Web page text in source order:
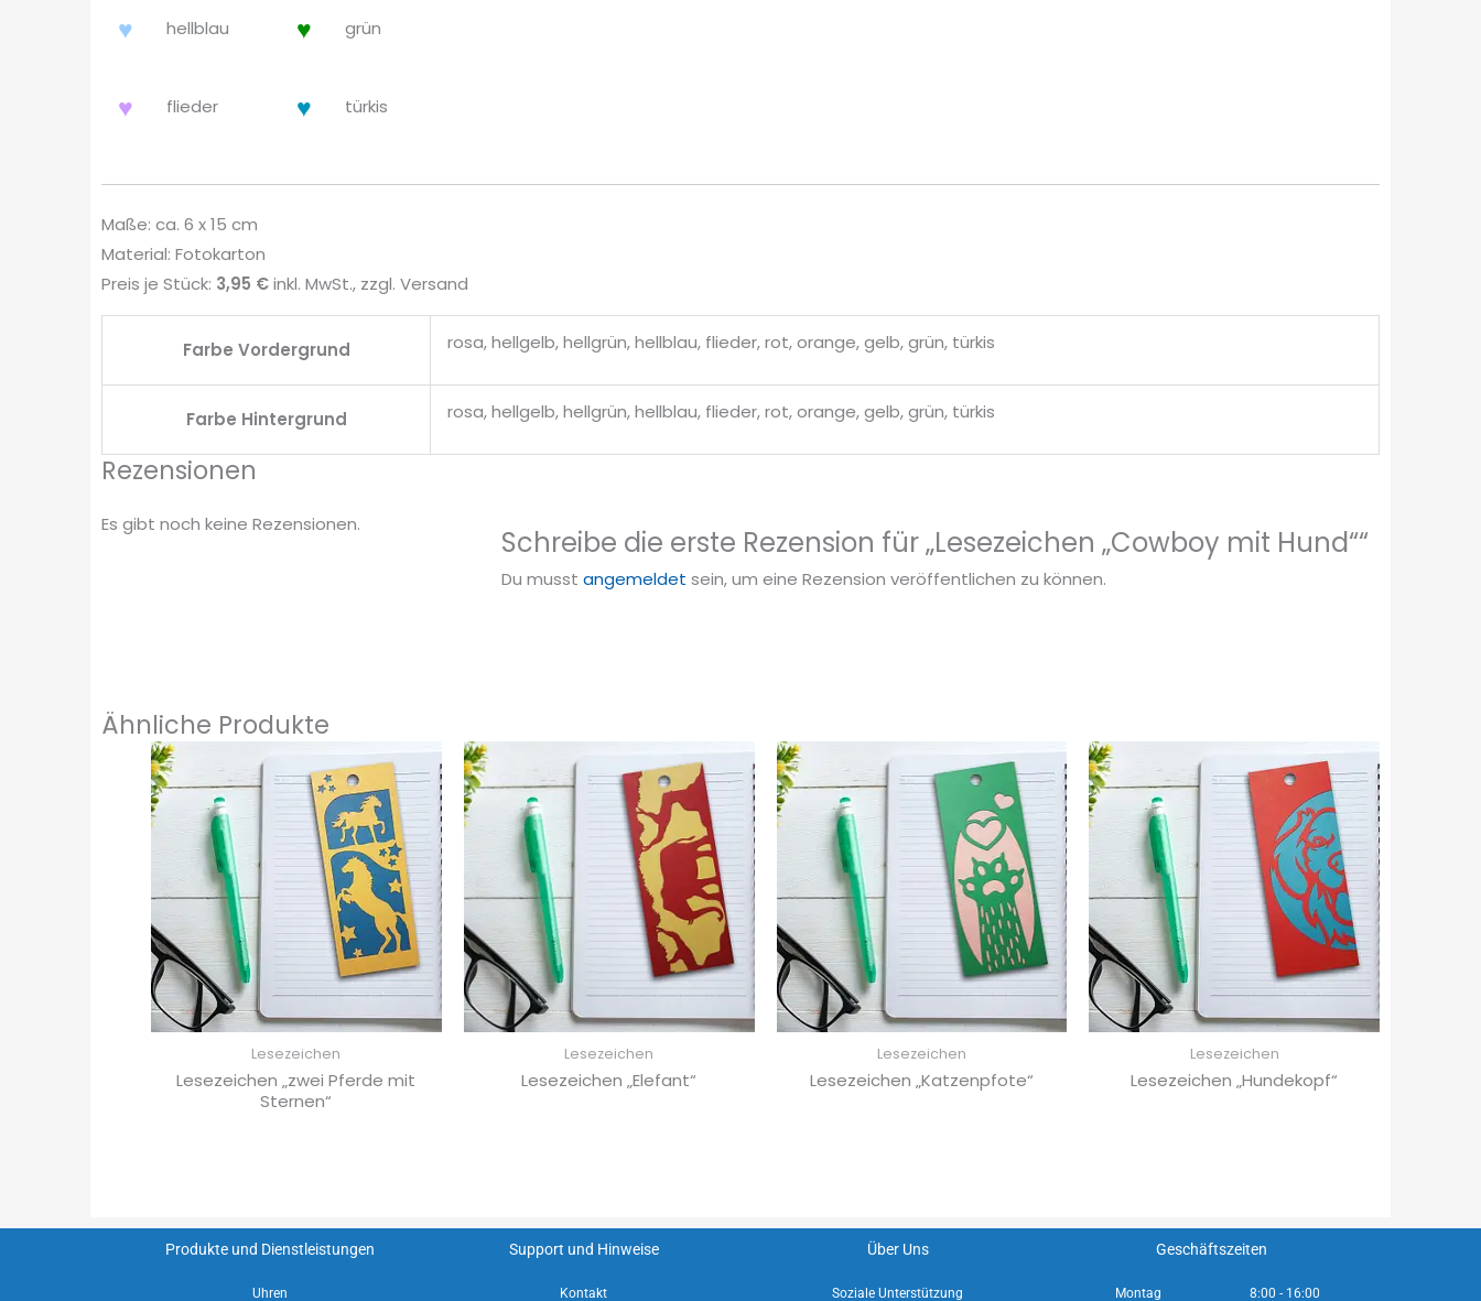
♥ hellblau ♥ grün
♥ flieder ♥ türkis
Maße: ca. 6 x 15 cm
Material: Fotokarton
Preis je Stück: 3,95 €inkl. MwSt., zzgl. Versand
Farbe Vordergrund rosa, hellgelb, hellgrün, hellblau, flieder, rot, orange, gelb, grün, türkis
Farbe Hintergrund rosa, hellgelb, hellgrün, hellblau, flieder, rot, orange, gelb, grün, türkis
Rezensionen
Es gibt noch keine Rezensionen.
Schreibe die erste Rezension für „Lesezeichen „Cowboy mit Hund““
Du musst angemeldet sein, um eine Rezension veröffentlichen zu können.
Ähnliche Produkte
Lesezeichen
Lesezeichen „zwei Pferde mit
Sternen“
Lesezeichen
Lesezeichen „Elefant“
Lesezeichen
Lesezeichen „Katzenpfote“
Lesezeichen
Lesezeichen „Hundekopf“
Produkte und Dienstleistungen
Uhren
Support und Hinweise
Kontakt
Über Uns
Soziale Unterstützung
Geschäftszeiten
Montag 8:00 - 16:00